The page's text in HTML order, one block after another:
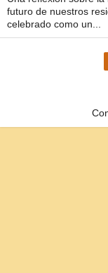
futuro de nuestros
celebrado como un...